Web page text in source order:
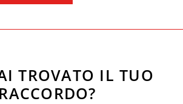
TROVATO IL TUO
RACCORDO?